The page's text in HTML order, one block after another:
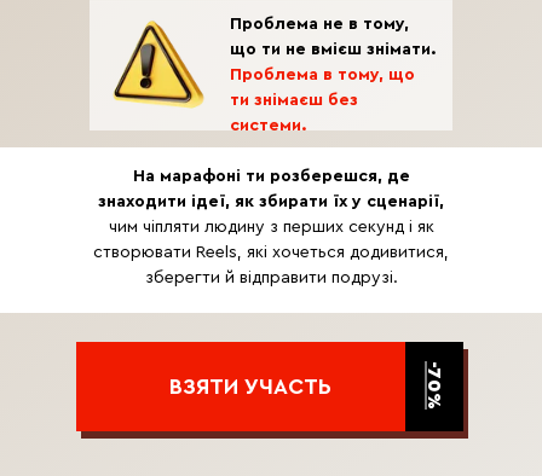
ВЗЯТИ УЧАСТЬ -70%
Проблема не в тому,
що ти не вмієш знімати.
Проблема в тому, що
ти знімаєш без
системи.
На марафоні ти розберешся, де
знаходити ідеї, як збирати їх у сценарії,
чим чіпляти людину з перших секунд і як
створювати Reels, які хочеться додивитися,
зберегти й відправити подрузі.